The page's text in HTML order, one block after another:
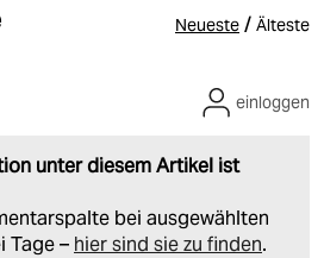
Neueste / Älteste
unter diesem Artikel ist
bei ausgewählten
Tage – hier sind sie zu finden.
einloggen